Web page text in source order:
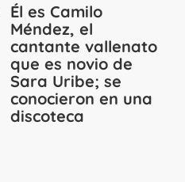
Él es Camilo
Méndez, el
cantante vallenato
que es novio de
Sara Uribe; se
conocieron en una
discoteca